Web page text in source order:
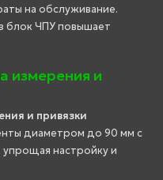
на обслуживание.
блок ЧПУ повышает
измерения и
и привязки
диаметром до 90 мм с
упрощая настройку и